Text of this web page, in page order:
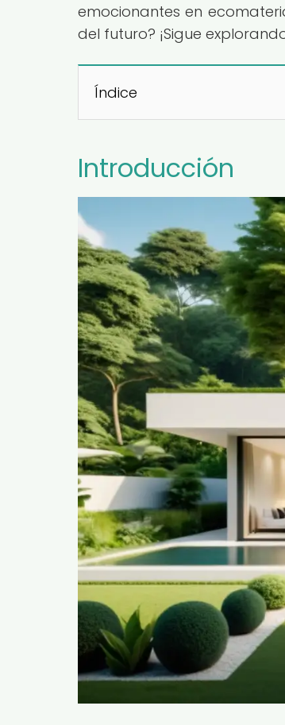
emocionantes en
del futuro? ¡Sigue
Índice
Introducción